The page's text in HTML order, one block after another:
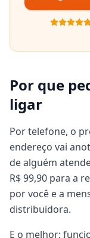
Por que
ligar
Por telefone, o
endereço vai
de alguém
R$ 99,90 para a
por você e a
distribuidora.
E o melhor: